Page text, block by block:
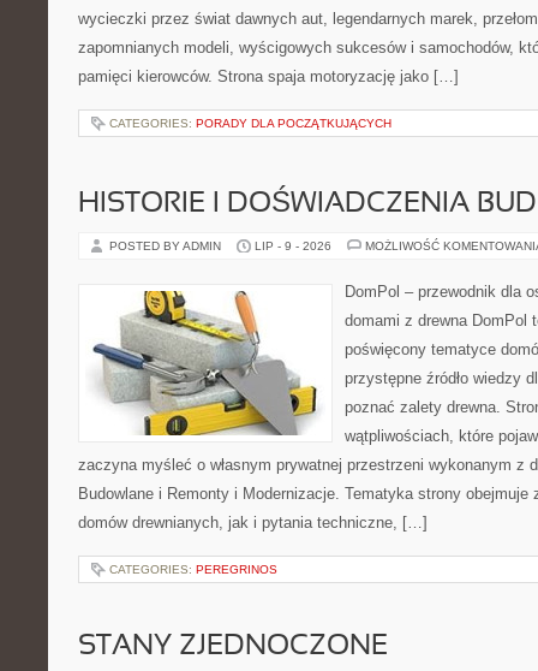
wycieczki przez świat dawnych aut, legendarnych marek,
zapomnianych modeli, wyścigowych sukcesów i samochodów,
pamięci kierowców. Strona spaja motoryzację jako […]
CATEGORIES: PORADY DLA POCZĄTKUJĄCYCH
HISTORIE I DOŚWIADCZENIA
POSTED BY ADMIN LIP - 9 - 2026 MOŻLIWOŚĆ
DomPol – przewodnik dla
domami z drewna DomPol
poświęcony tematyce
przystępne źródło wiedzy
poznać zalety drewna.
wątpliwościach, które
zaczyna myśleć o własnym prywatnej przestrzeni wykonanym z
Budowlane i Remonty i Modernizacje. Tematyka strony obejmuje
domów drewnianych, jak i pytania techniczne, […]
CATEGORIES: PEREGRINOS
STANY ZJEDNOCZONE